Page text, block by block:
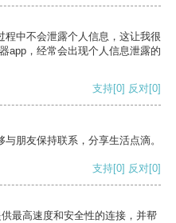
中不会泄露个人信息，这让我很
app，经常会出现个人信息泄露的
支持[0] 反对[0]
朋友保持联系，分享生活点滴。
支持[0] 反对[0]
最高速度和安全性的连接，并帮